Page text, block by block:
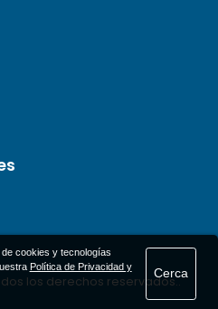
los derechos reservados..
cookies y tecnologías
Política de Privacidad y
Cerca